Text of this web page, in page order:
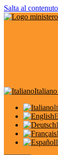
Salta al contenuto
Italiano